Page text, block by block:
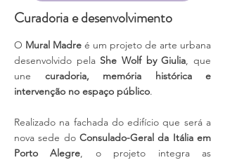
Curadoria e desenvolvimento
O Mural Madre é um projeto de arte urbana
desenvolvido pelaShe Wolf by Giulia, que
une curadoria, memória histórica e
intervenção no espaço público.
Realizado na fachada do edifício que será a
nova sede do Consulado-Geral da Itália em
Porto Alegre, o projeto integra as